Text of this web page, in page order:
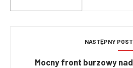
NASTĘPNY POST
Mocny front burzowy nad